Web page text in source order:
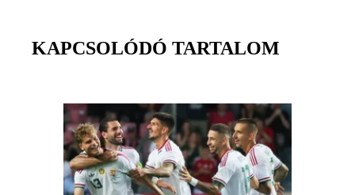
KAPCSOLÓDÓ TARTALOM